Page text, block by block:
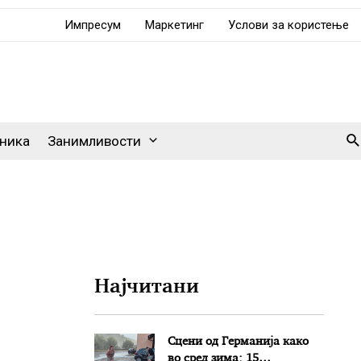
Импресум Маркетинг Услови за користење
Занимливости
Најчитани
Сцени од Германија како
во сред зима: 15